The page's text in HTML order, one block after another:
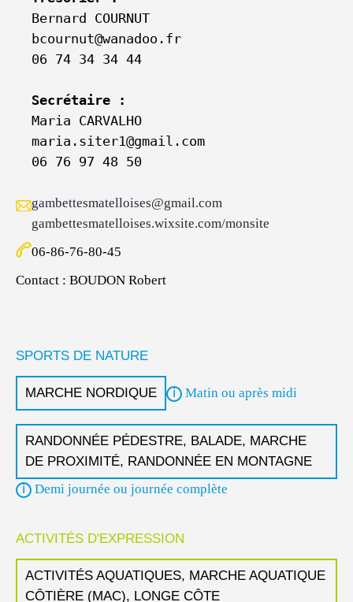
Bernard COURNUT
bcournut@wanadoo.fr
06 74 34 34 44
Secrétaire :
Maria CARVALHO
maria.siter1@gmail.com
06 76 97 48 50
gambettesmatelloises@gmail.com
gambettesmatelloises.wixsite.com/monsite
06-86-76-80-45
Contact : BOUDON Robert
SPORTS DE NATURE
MARCHE NORDIQUE Matin ou après midi
RANDONNÉE PÉDESTRE, BALADE, MARCHE
DE PROXIMITÉ, RANDONNÉE EN MONTAGNE
Demi journée ou journée complète
ACTIVITÉS D'EXPRESSION
ACTIVITÉS AQUATIQUES, MARCHE AQUATIQUE
CÔTIÈRE (MAC), LONGE CÔTE